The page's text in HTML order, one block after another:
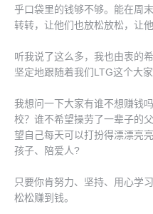
乎口袋里的钱够不够。能在周
转转，让他们也放松放松，让
听我说了这么多，我也由衷的
坚定地跟随着我们LTG这个大
我想问一下大家有谁不想赚钱
校？谁不希望操劳了一辈子的
望自己每天可以打扮得漂漂亮
孩子、陪爱人?
只要你肯努力、坚持、用心学
松松赚到钱。